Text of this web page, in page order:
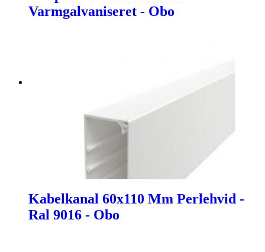
Varmgalvaniseret - Obo
Kabelkanal 60x110 Mm Perlehvid -
Ral 9016 - Obo